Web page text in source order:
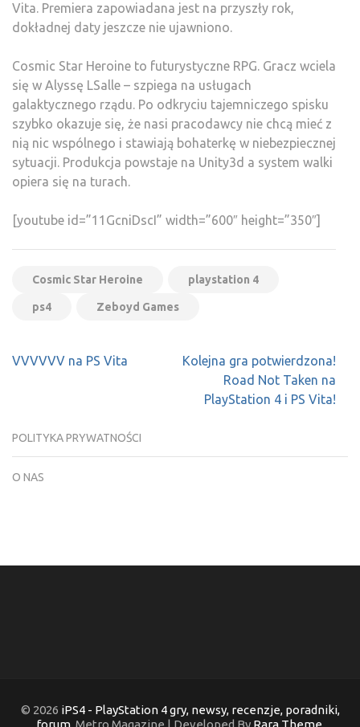
Vita. Premiera zapowiadana jest na przyszły rok,
dokładnej daty jeszcze nie ujawniono.
Cosmic Star Heroine to futurystyczne RPG. Gracz wciela
się w Alyssę LSalle – szpiega na usługach
galaktycznego rządu. Po odkryciu tajemniczego spisku
szybko okazuje się, że nasi pracodawcy nie chcą mieć z
nią nic wspólnego i stawiają bohaterkę w niebezpiecznej
sytuacji. Produkcja powstaje na Unity3d a system walki
opiera się na turach.
[youtube id=”11GcniDscI” width=”600″ height=”350″]
Cosmic Star Heroine playstation 4
ps4 Zeboyd Games
Nawigacja
VVVVVV na PS Vita
Kolejna gra potwierdzona!
Road Not Taken na
PlayStation 4 i PS Vita!
POLITYKA PRYWATNOŚCI
O NAS
© 2026 iPS4 - PlayStation 4 gry, newsy, recenzje, poradniki,
forum. Metro Magazine | Developed By Rara Theme